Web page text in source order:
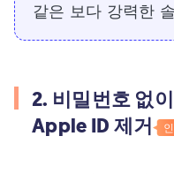
같은 보다 강력한
2. 비밀번호 없
Apple ID 제거